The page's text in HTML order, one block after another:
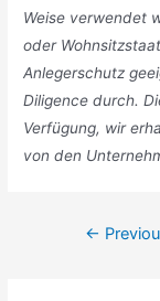
Weise verwendet
oder
Anlegerschutz
Diligence durch.
Verfügung, wir
von den
Post←